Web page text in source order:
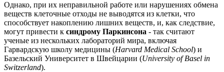
Однако, при их неправильной работе или нарушениях обмена
веществ клеточные отходы не выводятся из клетки, что
способствует накоплению лишних веществ, и, как следствие,
могут привести к синдрому Паркинсона - так считают
ученые из нескольких лабораторий мира, включая
Гарвардскую школу медицины (Harvard Medical School) и
Базельский Университет в Швейцарии (University of Basel in
Switzerland).